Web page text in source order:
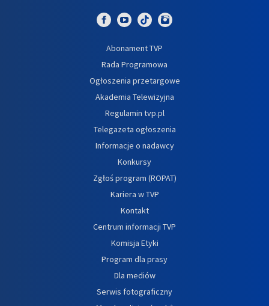
Abonament TVP
Rada Programowa
Ogłoszenia przetargowe
Akademia Telewizyjna
Regulamin tvp.pl
Telegazeta ogłoszenia
Informacje o nadawcy
Konkursy
Zgłoś program (ROPAT)
Kariera w TVP
Kontakt
Centrum informacji TVP
Komisja Etyki
Program dla prasy
Dla mediów
Serwis fotograficzny